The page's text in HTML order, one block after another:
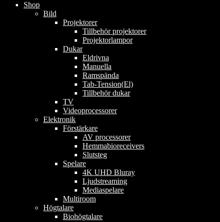
Shop
Bild
Projektorer
Tillbehör projektorer
Projektorlampor
Dukar
Eldrivna
Manuella
Ramspända
Tab-Tension(El)
Tillbehör dukar
TV
Videoprocessorer
Elektronik
Förstärkare
AV processorer
Hemmabioreceivers
Slutsteg
Spelare
4K UHD Bluray
Ljudstreaming
Mediaspelare
Multiroom
Högtalare
Biohögtalare